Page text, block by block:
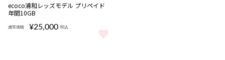
ecoco浦和レッズモデル プリペイド
年間10GB
通常価格 ¥25,000 税込
ecoco浦和レッズモデル プリペイド年間10GB をもっと見る